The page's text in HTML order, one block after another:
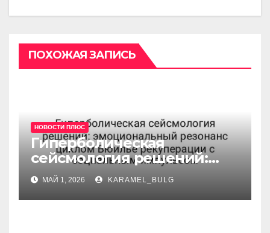
ПОХОЖАЯ ЗАПИСЬ
НОВОСТИ ПЛЮС
Гиперболическая
сейсмология решений:
эмоциональный резонанс
циклом Вюилье
рекуперации с
МАЙ 1, 2026 KARAMEL_BULG